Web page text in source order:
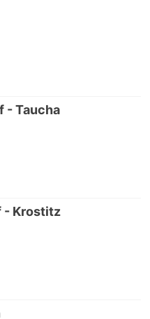
- Taucha
- Krostitz